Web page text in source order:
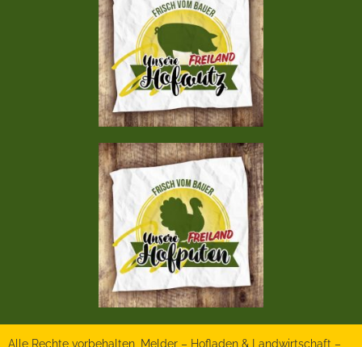
Alle Rechte vorbehalten, Melder – Hofladen & Landwirtschaft –